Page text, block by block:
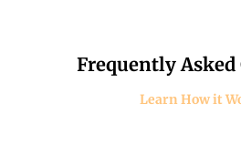
Frequently Asked
Learn How it